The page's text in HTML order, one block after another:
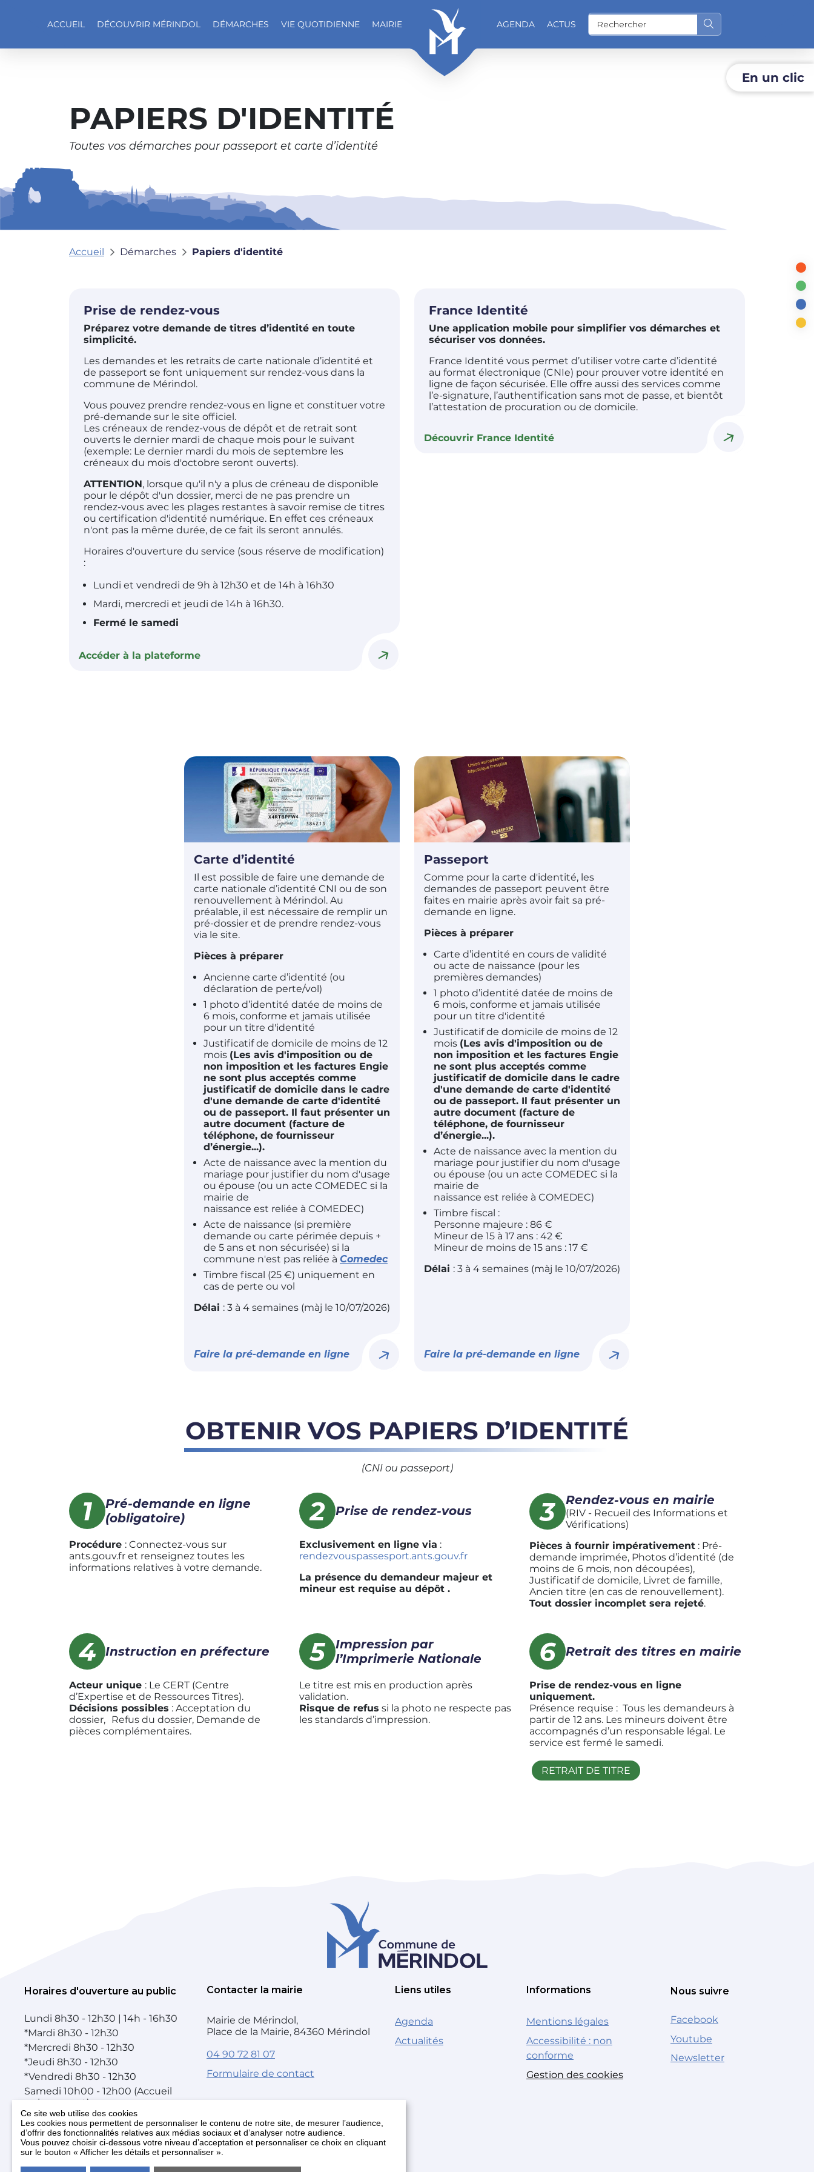
Ce site web utilise des cookies
Les cookies nous permettent de personnaliser le contenu de notre site, de mesurer l’audience,
d’offrir des fonctionnalités relatives aux médias sociaux et d’analyser notre audience.
Vous pouvez choisir ci-dessous votre niveau d’acceptation et personnaliser ce choix en cliquant
sur le bouton « Afficher les détails et personnaliser ».
ACCUEIL DÉCOUVRIR MÉRINDOL DÉMARCHES VIE QUOTIDIENNE MAIRIE AGENDA ACTUS
Rechercher sur le site
En un clic
PAPIERS D'IDENTITÉ
Toutes vos démarches pour passeport et carte d’identité
Accueil Démarches Papiers d'identité
Prise de rendez-vous
Préparez votre demande de titres d’identité en toute
simplicité.
Les demandes et les retraits de carte nationale d’identité et
de passeport se font uniquement sur rendez-vous dans la
commune de Mérindol.
Vous pouvez prendre rendez-vous en ligne et constituer votre
pré-demande sur le site officiel.
Les créneaux de rendez-vous de dépôt et de retrait sont
ouverts le dernier mardi de chaque mois pour le suivant
(exemple: Le dernier mardi du mois de septembre les
créneaux du mois d'octobre seront ouverts).
ATTENTION, lorsque qu'il n'y a plus de créneau de disponible
pour le dépôt d'un dossier, merci de ne pas prendre un
rendez-vous avec les plages restantes à savoir remise de titres
ou certification d'identité numérique. En effet ces créneaux
n'ont pas la même durée, de ce fait ils seront annulés.
Horaires d'ouverture du service (sous réserve de modification)
:
Lundi et vendredi de 9h à 12h30 et de 14h à 16h30
Mardi, mercredi et jeudi de 14h à 16h30.
Fermé le samedi
Accéder à la plateforme
France Identité
Une application mobile pour simplifier vos démarches et
sécuriser vos données.
France Identité vous permet d’utiliser votre carte d’identité
au format électronique (CNIe) pour prouver votre identité en
ligne de façon sécurisée. Elle offre aussi des services comme
l’e-signature, l’authentification sans mot de passe, et bientôt
l’attestation de procuration ou de domicile.
Découvrir France Identité
Carte d’identité
Il est possible de faire une demande de
carte nationale d’identité CNI ou de son
renouvellement à Mérindol. Au
préalable, il est nécessaire de remplir un
pré-dossier et de prendre rendez-vous
via le site.
Pièces à préparer
Ancienne carte d’identité (ou
déclaration de perte/vol)
1 photo d’identité datée de moins de
6 mois, conforme et jamais utilisée
pour un titre d'identité
Justificatif de domicile de moins de 12
mois (Les avis d'imposition ou de
non imposition et les factures Engie
ne sont plus acceptés comme
justificatif de domicile dans le cadre
d'une demande de carte d'identité
ou de passeport. Il faut présenter un
autre document (facture de
téléphone, de fournisseur
d’énergie...).
Acte de naissance avec la mention du
mariage pour justifier du nom d'usage
ou épouse (ou un acte COMEDEC si la
mairie de
naissance est reliée à COMEDEC)
Acte de naissance (si première
demande ou carte périmée depuis +
de 5 ans et non sécurisée) si la
commune n'est pas reliée à Comedec
Timbre fiscal (25 €) uniquement en
cas de perte ou vol
Délai : 3 à 4 semaines (màj le 10/07/2026)
Faire la pré-demande en ligne
Passeport
Comme pour la carte d'identité, les
demandes de passeport peuvent être
faites en mairie après avoir fait sa pré-
demande en ligne.
Pièces à préparer
Carte d’identité en cours de validité
ou acte de naissance (pour les
premières demandes)
1 photo d’identité datée de moins de
6 mois, conforme et jamais utilisée
pour un titre d'identité
Justificatif de domicile de moins de 12
mois (Les avis d'imposition ou de
non imposition et les factures Engie
ne sont plus acceptés comme
justificatif de domicile dans le cadre
d'une demande de carte d'identité
ou de passeport. Il faut présenter un
autre document (facture de
téléphone, de fournisseur
d’énergie...).
Acte de naissance avec la mention du
mariage pour justifier du nom d'usage
ou épouse (ou un acte COMEDEC si la
mairie de
naissance est reliée à COMEDEC)
Timbre fiscal :
Personne majeure : 86 €
Mineur de 15 à 17 ans : 42 €
Mineur de moins de 15 ans : 17 €
Délai : 3 à 4 semaines (màj le 10/07/2026)
Faire la pré-demande en ligne
OBTENIR VOS PAPIERS D’IDENTITÉ
(CNI ou passeport)
Pré-demande en ligne
(obligatoire)
Procédure : Connectez-vous sur
ants.gouv.fr et renseignez toutes les
informations relatives à votre demande.
Prise de rendez-vous
Exclusivement en ligne via :
rendezvouspassesport.ants.gouv.fr
La présence du demandeur majeur et
mineur est requise au dépôt .
Rendez-vous en mairie
(RIV - Recueil des Informations et
Vérifications)
Pièces à fournir impérativement : Pré-
demande imprimée, Photos d’identité (de
moins de 6 mois, non découpées),
Justificatif de domicile, Livret de famille,
Ancien titre (en cas de renouvellement).
Tout dossier incomplet sera rejeté.
Instruction en préfecture
Acteur unique : Le CERT (Centre
d’Expertise et de Ressources Titres).
Décisions possibles : Acceptation du
dossier, Refus du dossier, Demande de
pièces complémentaires.
Impression par
l’Imprimerie Nationale
Le titre est mis en production après
validation.
Risque de refus si la photo ne respecte pas
les standards d’impression.
Retrait des titres en mairie
Prise de rendez-vous en ligne
uniquement.
Présence requise : Tous les demandeurs à
partir de 12 ans. Les mineurs doivent être
accompagnés d’un responsable légal. Le
service est fermé le samedi.
RETRAIT DE TITRE
Horaires d'ouverture au public
Lundi 8h30 - 12h30 | 14h - 16h30
*Mardi 8h30 - 12h30
*Mercredi 8h30 - 12h30
*Jeudi 8h30 - 12h30
*Vendredi 8h30 - 12h30
Samedi 10h00 - 12h00 (Accueil
uniquement)
* Après-midi sur RDV uniquement
Accueil téléphonique fermé le mercredi après-
midi
Contacter la mairie
Mairie de Mérindol,
Place de la Mairie, 84360 Mérindol
04 90 72 81 07
Formulaire de contact
Liens utiles
Agenda
Actualités
Informations
Mentions légales
Accessibilité : non
conforme
Gestion des cookies
Nous suivre
Facebook
Youtube
Newsletter